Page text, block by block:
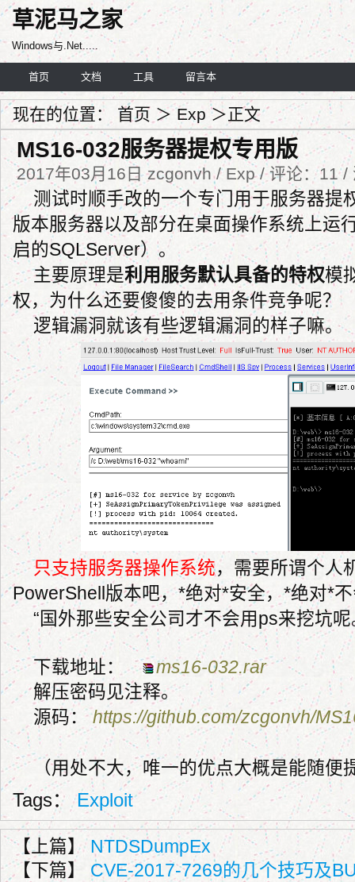
草泥马之家
Windows与.Net.....
首页 文档 工具 留言本
现在的位置： 首页 ＞Exp ＞正文
MS16-032服务器提权专用版
2017年03月16日 zcgonvh / Exp / 评论：11 /
测试时顺手改的一个专门用于服务器提
版本服务器以及部分在桌面操作系统上运
启的SQLServer）。
主要原理是利用服务默认具备的特权模
权，为什么还要傻傻的去用条件竞争呢？
逻辑漏洞就该有些逻辑漏洞的样子嘛。
只支持服务器操作系统，需要所谓个人
PowerShell版本吧，*绝对*安全，*绝对*
“国外那些安全公司才不会用ps来挖坑呢
下载地址：ms16-032.rar
解压密码见注释。
源码：https://github.com/zcgonvh/
（用处不大，唯一的优点大概是能随便
Tags：Exploit
【上篇】NTDSDumpEx
【下篇】 CVE-2017-7269的几个技巧及